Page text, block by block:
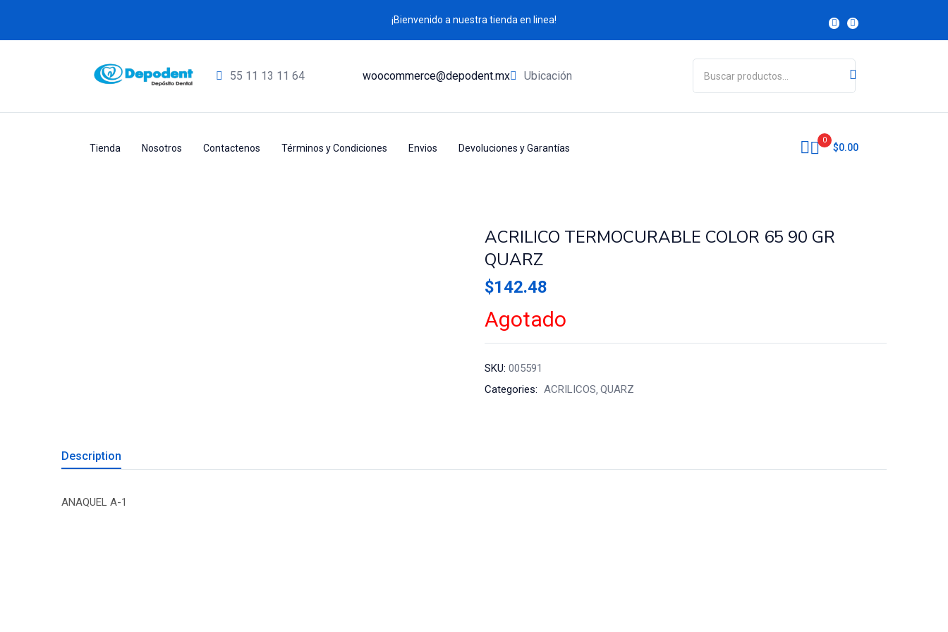
¡Bienvenido a nuestra tienda en linea!
55 11 13 11 64 woocommerce@depodent.mx Ubicación
Tienda Nosotros Contactenos Términos y Condiciones Envios Devoluciones y Garantías
0
$0.00
ACRILICO TERMOCURABLE COLOR 65 90 GR QUARZ
$142.48
Agotado
ACRILICO TERMOCURABLE COLOR 65 90 GR
QUARZ
$142.48
Agotado
SKU: 005591
Categories: ACRILICOS QUARZ
Description
ANAQUEL A-1